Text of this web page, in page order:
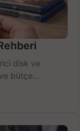
disk ve
bütçe